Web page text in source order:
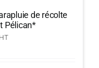
de récolte
Pélican*